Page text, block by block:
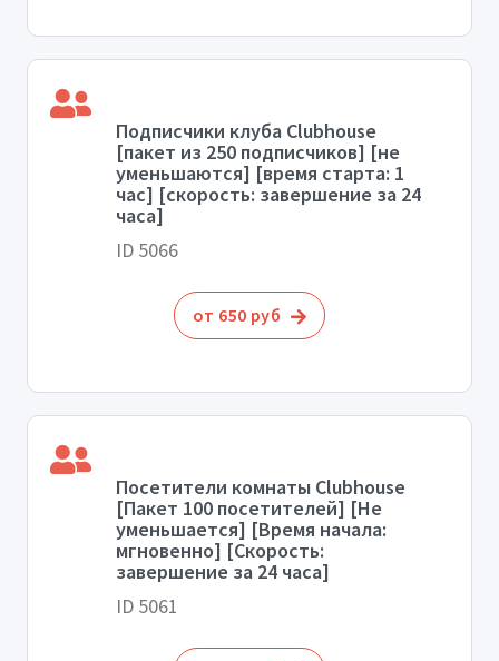
Подписчики клуба Clubhouse
[пакет из 250 подписчиков] [не
уменьшаются] [время старта: 1
час] [скорость: завершение за 24
часа]
ID 5066
от 650 руб
Посетители комнаты Clubhouse
[Пакет 100 посетителей] [Не
уменьшается] [Время начала:
мгновенно] [Скорость:
завершение за 24 часа]
ID 5061